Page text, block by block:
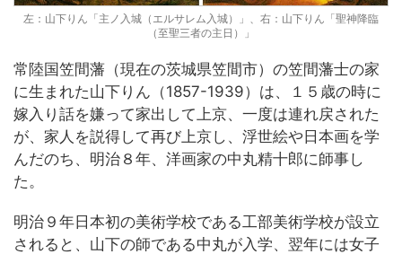
左：山下りん「主ノ入城（エルサレム入城）」、右：山下りん「聖神降臨
（至聖三者の主日）」
常陸国笠間藩（現在の茨城県笠間市）の笠間藩士の家
に生まれた山下りん（1857-1939）は、１５歳の時に
嫁入り話を嫌って家出して上京、一度は連れ戻された
が、家人を説得して再び上京し、浮世絵や日本画を学
んだのち、明治８年、洋画家の中丸精十郎に師事し
た。
明治９年日本初の美術学校である工部美術学校が設立
されると、山下の師である中丸が入学、翌年には女子